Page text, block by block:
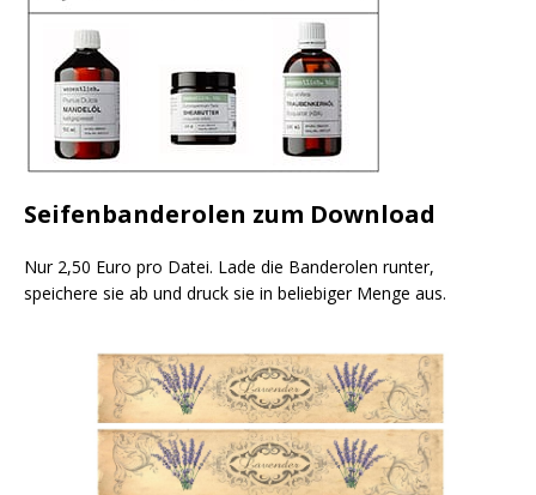
Seifenbanderolen zum Download
Nur 2,50 Euro pro Datei. Lade die Banderolen runter,
speichere sie ab und druck sie in beliebiger Menge aus.